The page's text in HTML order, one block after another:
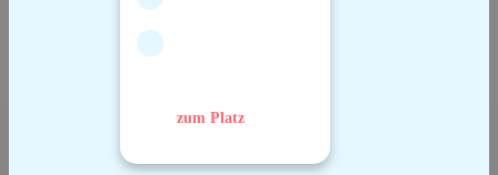
zum Platz